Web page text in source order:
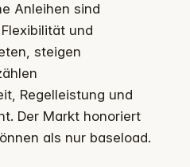
Anleihen sind
und
steigen
Regelleistung und
Der Markt honoriert
als nur baseload.